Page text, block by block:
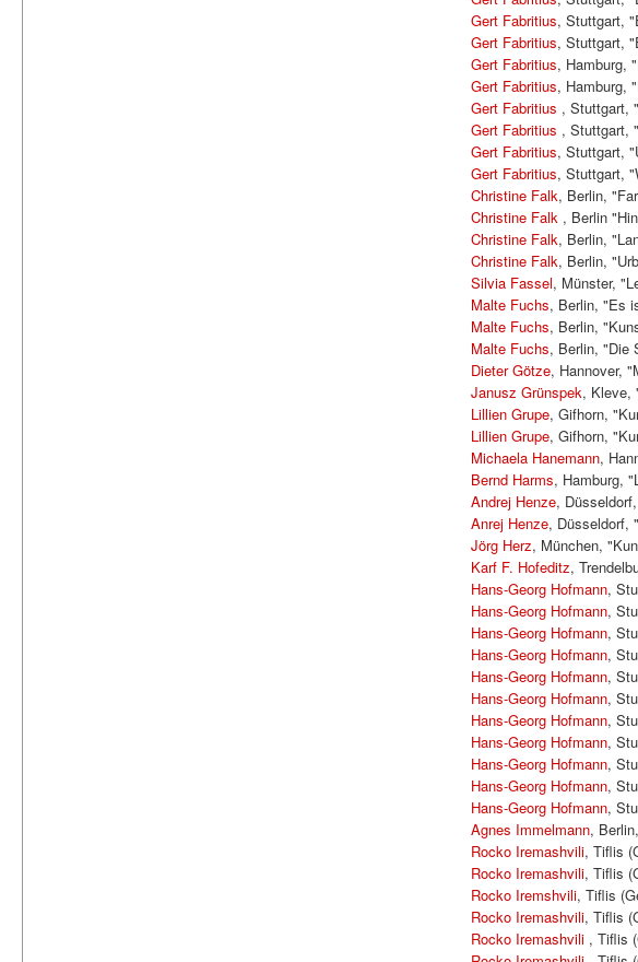
Gert Fabritius, Stuttgart,
Gert Fabritius, Stuttgart,
Gert Fabritius, Hamburg,
Gert Fabritius, Hamburg,
Gert Fabritius , Stuttgart,
Gert Fabritius , Stuttgart,
Gert Fabritius, Stuttgart,
Gert Fabritius, Stuttgart,
Christine Falk, Berlin,
Christine Falk , Berlin
Christine Falk, Berlin,
Christine Falk, Berlin,
Silvia Fassel, Münster,
Malte Fuchs, Berlin, "Es
Malte Fuchs, Berlin,
Malte Fuchs, Berlin, "Die
Dieter Götze, Hannover,
Janusz Grünspek, Kleve,
Lillien Grupe, Gifhorn,
Lillien Grupe, Gifhorn,
Michaela Hanemann,
Bernd Harms, Hamburg,
Andrej Henze,
Anrej Henze, Düsseldorf,
Jörg Herz, München,
Karf F. Hofeditz,
Hans-Georg Hofmann,
Hans-Georg Hofmann,
Hans-Georg Hofmann,
Hans-Georg Hofmann,
Hans-Georg Hofmann,
Hans-Georg Hofmann,
Hans-Georg Hofmann,
Hans-Georg Hofmann,
Hans-Georg Hofmann,
Hans-Georg Hofmann,
Hans-Georg Hofmann,
Agnes Immelmann,
Rocko Iremashvili, Tiflis
Rocko Iremashvili, Tiflis
Rocko Iremshvili, Tiflis
Rocko Iremashvili, Tiflis
Rocko Iremashvili , Tiflis